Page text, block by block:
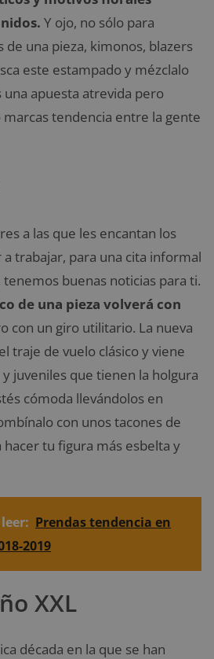
Y ojo, no sólo para
de una pieza, kimonos, blazers
este estampado y mézclalo
una apuesta atrevida pero
tendencia entre la gente
a las que les encantan los
a trabajar, para una cita informal
buenas noticias para ti.
de una pieza volverá con
con un giro utilitario. La nueva
traje de vuelo clásico y viene
juveniles que tienen la holgura
cómoda llevándolos en
con unos tacones de
tu figura más esbelta y
Prendas tendencia en
2019
XXL
década en la que se han